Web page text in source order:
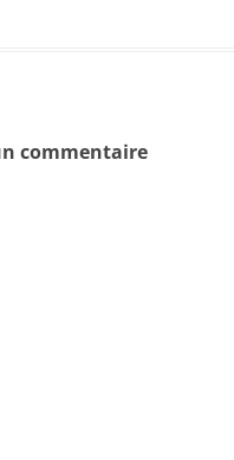
commentaire